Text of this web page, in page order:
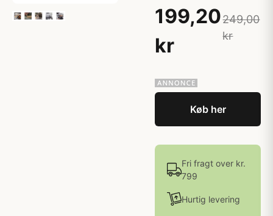
199,20
kr
249,00
kr
Køb her
Fri fragt over kr.
799
Hurtig levering